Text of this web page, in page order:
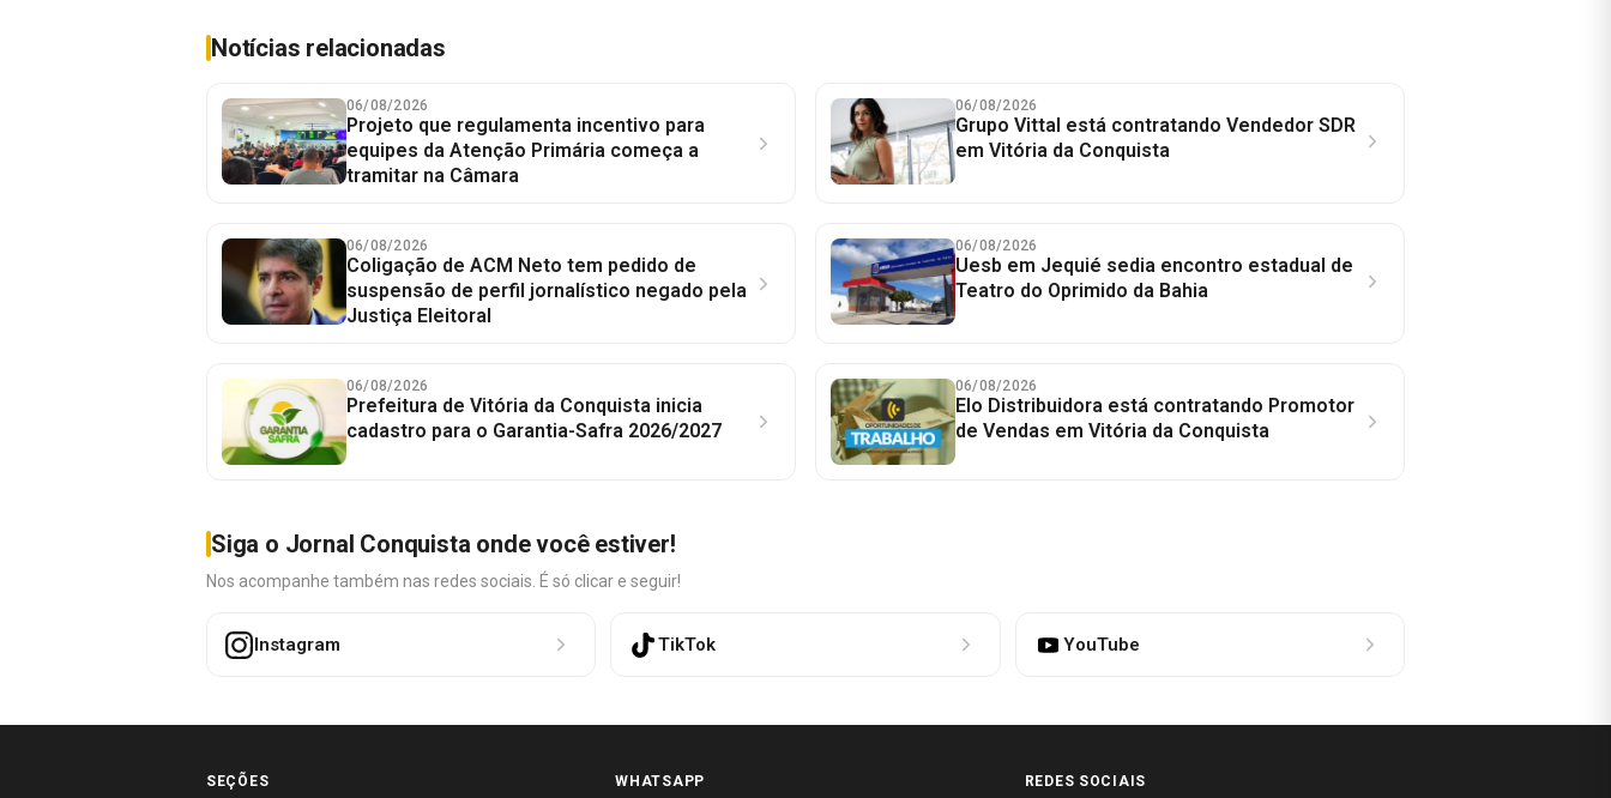
Notícias relacionadas
06/08/2026
Projeto que regulamenta incentivo para
equipes da Atenção Primária começa a
tramitar na Câmara
06/08/2026
Grupo Vittal está contratando Vendedor SDR
em Vitória da Conquista
06/08/2026
Coligação de ACM Neto tem pedido de
suspensão de perfil jornalístico negado pela
Justiça Eleitoral
06/08/2026
Uesb em Jequié sedia encontro estadual de
Teatro do Oprimido da Bahia
06/08/2026
Prefeitura de Vitória da Conquista inicia
cadastro para o Garantia-Safra 2026/2027
06/08/2026
Elo Distribuidora está contratando Promotor
de Vendas em Vitória da Conquista
Siga o Jornal Conquista onde você estiver!
Nos acompanhe também nas redes sociais. É só clicar e seguir!
Instagram TikTok YouTube
SEÇÕES WHATSAPP REDES SOCIAIS